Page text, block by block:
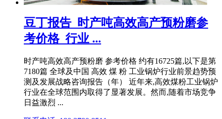
豆丁报告_时产吨高效高产预粉磨参
考价格_行业 ...
时产吨高效高产预粉磨 参考价格 约有16725篇,以下是第
7180篇 全球及中国 高效 煤 粉 工业锅炉行业前景趋势预
测及发展战略咨询报告（年） 近年来,高效煤粉工业锅炉
行业在全球范围内取得了显著发展。然而,随着市场竞争
日益激烈 ...